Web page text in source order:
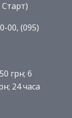
00, (095)
грн; 6
24 часа